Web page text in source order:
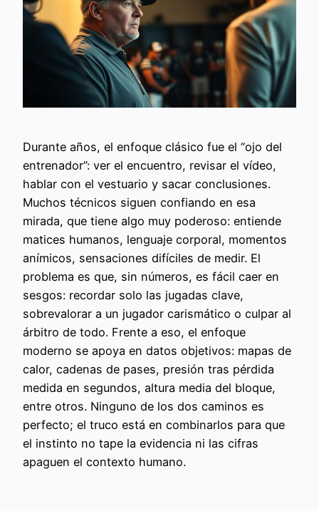
Durante años, el enfoque clásico fue el “ojo del
entrenador”: ver el encuentro, revisar el vídeo,
hablar con el vestuario y sacar conclusiones.
Muchos técnicos siguen confiando en esa
mirada, que tiene algo muy poderoso: entiende
matices humanos, lenguaje corporal, momentos
anímicos, sensaciones difíciles de medir. El
problema es que, sin números, es fácil caer en
sesgos: recordar solo las jugadas clave,
sobrevalorar a un jugador carismático o culpar al
árbitro de todo. Frente a eso, el enfoque
moderno se apoya en datos objetivos: mapas de
calor, cadenas de pases, presión tras pérdida
medida en segundos, altura media del bloque,
entre otros. Ninguno de los dos caminos es
perfecto; el truco está en combinarlos para que
el instinto no tape la evidencia ni las cifras
apaguen el contexto humano.